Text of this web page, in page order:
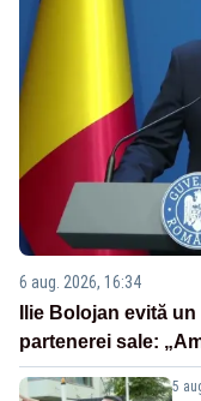
6 aug. 2026, 16:34
Ilie Bolojan evită
partenerei sale:
5